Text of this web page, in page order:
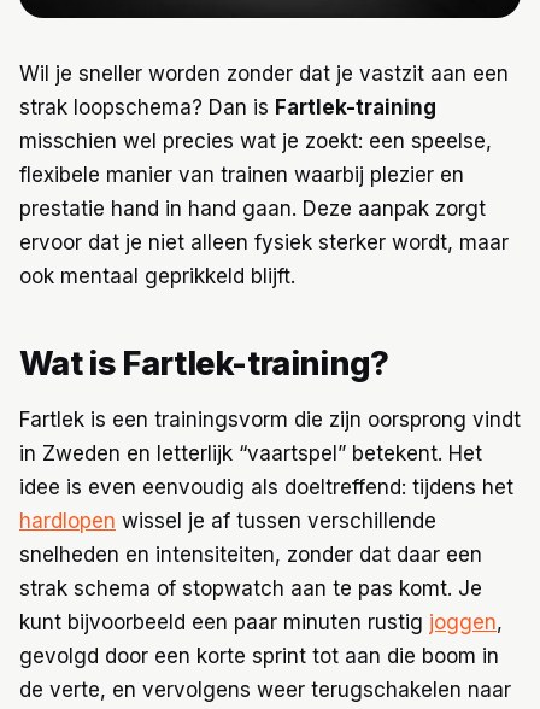
Wil je sneller worden zonder dat je vastzit aan een
strak loopschema? Dan is Fartlek-training
misschien wel precies wat je zoekt: een speelse,
flexibele manier van trainen waarbij plezier en
prestatie hand in hand gaan. Deze aanpak zorgt
ervoor dat je niet alleen fysiek sterker wordt, maar
ook mentaal geprikkeld blijft.
Wat is Fartlek-training?
Fartlek is een trainingsvorm die zijn oorsprong vindt
in Zweden en letterlijk “vaartspel” betekent. Het
idee is even eenvoudig als doeltreffend: tijdens het
hardlopen wissel je af tussen verschillende
snelheden en intensiteiten, zonder dat daar een
strak schema of stopwatch aan te pas komt. Je
kunt bijvoorbeeld een paar minuten rustig joggen,
gevolgd door een korte sprint tot aan die boom in
de verte, en vervolgens weer terugschakelen naar